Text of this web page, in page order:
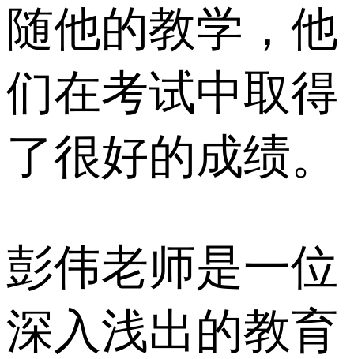
随他的教学，他
们在考试中取得
了很好的成绩。
彭伟老师是一位
深入浅出的教育